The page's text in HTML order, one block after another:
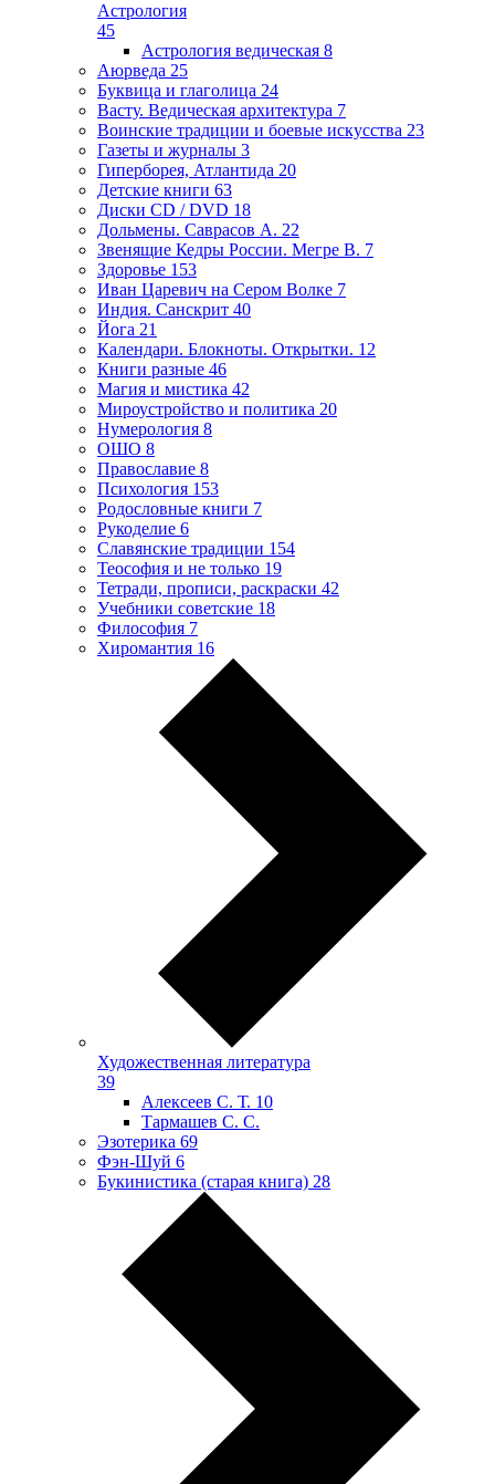
Астрология
45
Астрология ведическая 8
Аюрведа 25
Буквица и глаголица 24
Васту. Ведическая архитектура 7
Воинские традиции и боевые искусства 23
Газеты и журналы 3
Гиперборея, Атлантида 20
Детские книги 63
Диски CD / DVD 18
Дольмены. Саврасов А. 22
Звенящие Кедры России. Мегре В. 7
Здоровье 153
Иван Царевич на Сером Волке 7
Индия. Санскрит 40
Йога 21
Календари. Блокноты. Открытки. 12
Книги разные 46
Магия и мистика 42
Мироустройство и политика 20
Нумерология 8
ОШО 8
Православие 8
Психология 153
Родословные книги 7
Рукоделие 6
Славянские традиции 154
Теософия и не только 19
Тетради, прописи, раскраски 42
Учебники советские 18
Философия 7
Хиромантия 16
Художественная литература
39
Алексеев С. Т. 10
Тармашев С. С.
Эзотерика 69
Фэн-Шуй 6
Букинистика (старая книга) 28